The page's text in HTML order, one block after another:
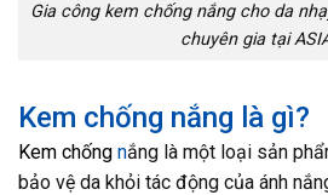
Gia công kem chống nắng cho da
chuyên gia tại
Kem chống nắng là gì?
Kem chống nắng là một loại sản
bảo vệ da khỏi tác động của ánh